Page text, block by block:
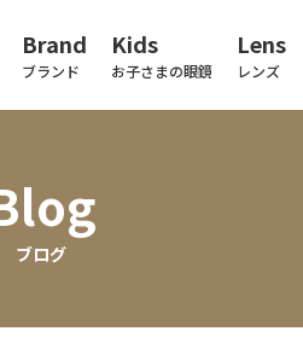
Brand
ブランド
Kids
お子さまの眼鏡
Lens
レンズ
ブログ